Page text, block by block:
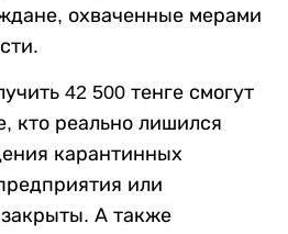
охваченные мерами
42 500 тенге смогут
кто реально лишился
карантинных
или
А также